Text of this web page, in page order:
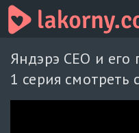
Яндэрэ CEO и
1 серия смотреть